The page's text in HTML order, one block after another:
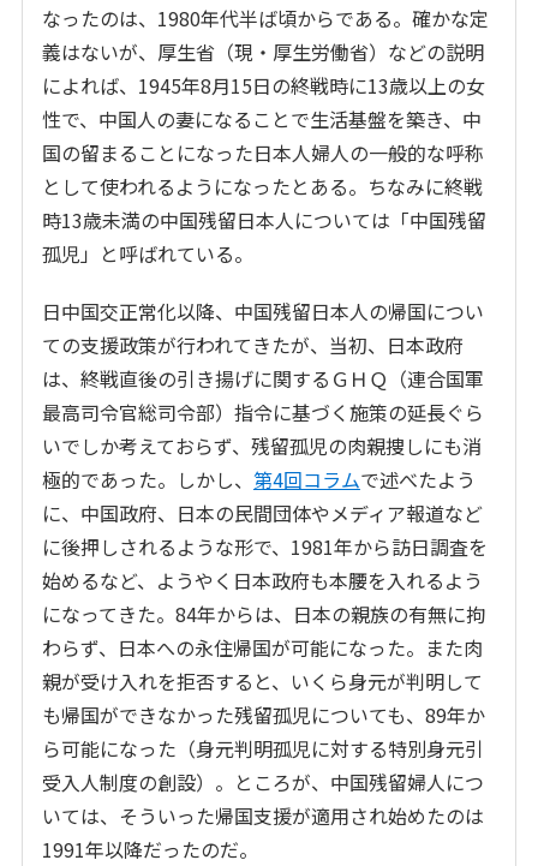
なったのは、1980年代半ば頃からである。確かな定
義はないが、厚生省（現・厚生労働省）などの説明
によれば、1945年8月15日の終戦時に13歳以上の女
性で、中国人の妻になることで生活基盤を築き、中
国の留まることになった日本人婦人の一般的な呼称
として使われるようになったとある。ちなみに終戦
時13歳未満の中国残留日本人については「中国残留
孤児」と呼ばれている。
日中国交正常化以降、中国残留日本人の帰国につい
ての支援政策が行われてきたが、当初、日本政府
は、終戦直後の引き揚げに関するＧＨＱ（連合国軍
最高司令官総司令部）指令に基づく施策の延長ぐら
いでしか考えておらず、残留孤児の肉親捜しにも消
極的であった。しかし、 第4回コラムで述べたよう
に、中国政府、日本の民間団体やメディア報道など
に後押しされるような形で、1981年から訪日調査を
始めるなど、ようやく日本政府も本腰を入れるよう
になってきた。84年からは、日本の親族の有無に拘
わらず、日本への永住帰国が可能になった。また肉
親が受け入れを拒否すると、いくら身元が判明して
も帰国ができなかった残留孤児についても、89年か
ら可能になった（身元判明孤児に対する特別身元引
受入人制度の創設）。ところが、中国残留婦人につ
いては、そういった帰国支援が適用され始めたのは
1991年以降だったのだ。